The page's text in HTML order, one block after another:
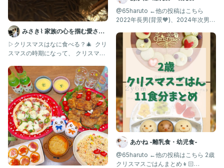
みさき⌇ 家族の心を掴む愛され
ごはん
▷クリスマスはなに食べる？🎄 ⁡ クリ
スマスの時期になって、 クリスマス
@65haruto ←他の投稿はこちら
2022年長男(背景🧡)、2024年次男
あかね -離乳食・幼児食-
@65haruto ←他の投稿はこちら 2歳
クリスマスごはんまとめ👦🏻